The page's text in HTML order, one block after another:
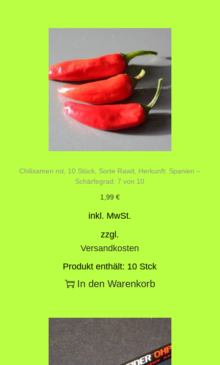
Chilisamen rot, 10 Stück, Sorte Rawit, Herkunft: Spanien –
Schärfegrad: 7 von 10
1,99 €
inkl. MwSt.
zzgl.
Versandkosten
Produkt enthält: 10 Stck
In den Warenkorb